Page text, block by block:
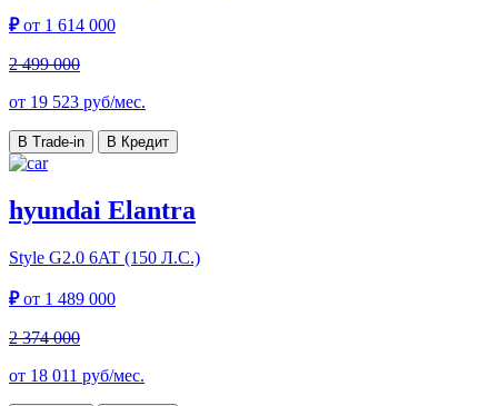
₽от 1 614 000
2 499 000
от 19 523 руб/мес.
В Trade-in В Кредит
hyundai Elantra
Style G2.0 6AT (150 Л.С.)
₽от 1 489 000
2 374 000
от 18 011 руб/мес.